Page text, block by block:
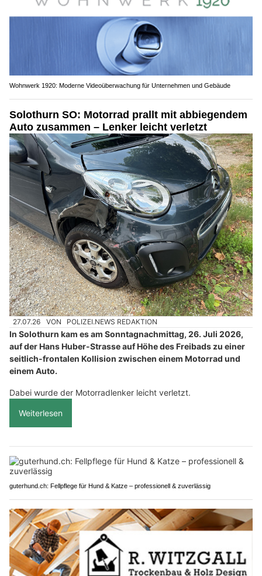
Wohnwerk 1920: Moderne Videoüberwachung für Unternehmen und Gebäude
Solothurn SO: Motorrad prallt mit abbiegendem
Auto zusammen – Lenker leicht verletzt
27.07.26 VON POLIZEI.NEWS REDAKTION
In Solothurn kam es am Sonntagnachmittag, 26. Juli 2026,
auf der Hans Huber-Strasse auf Höhe des Freibads zu einer
seitlich-frontalen Kollision zwischen einem Motorrad und
einem Auto.
Dabei wurde der Motorradlenker leicht verletzt.
Weiterlesen
guterhund.ch: Fellpflege für Hund & Katze – professionell & zuverlässig